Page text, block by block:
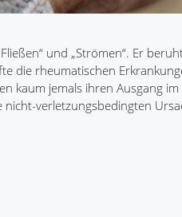
und „Strömen“. Er
die rheumatischen
kaum jemals ihren Ausgang
verletzungsbedingten